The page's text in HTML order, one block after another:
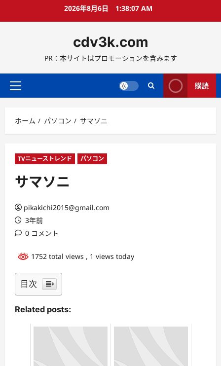
ス
ッ
2026年8月6日 1:38:08 AM
cdv3k.com
PR：本サイトはプロモーションを含みます
メ
メ
ニ
ー
購読
ホーム パソコン サマソニ
TVニューストレンド パソコン
サマソニ
pikakichi2015@gmail.com
3年前
0 コメント
1752 total views , 1 views today
目次
Related posts: